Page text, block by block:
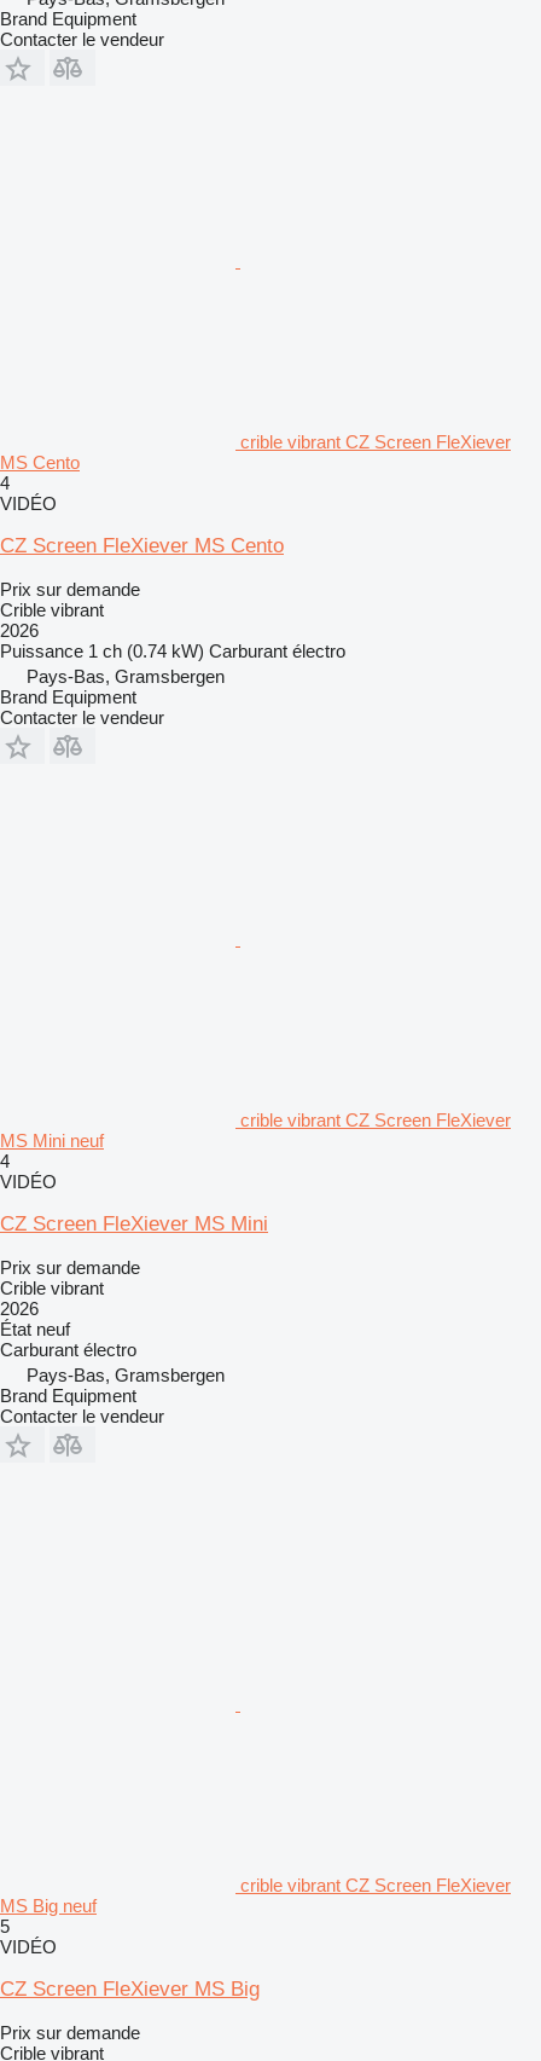
Brand Equipment
Contacter le vendeur
crible vibrant CZ Screen FleXiever
MS Cento
4
VIDÉO
CZ Screen FleXiever MS Cento
Prix sur demande
Crible vibrant
2026
Puissance 1 ch (0.74 kW) Carburant électro
Pays-Bas, Gramsbergen
Brand Equipment
Contacter le vendeur
crible vibrant CZ Screen FleXiever
MS Mini neuf
4
VIDÉO
CZ Screen FleXiever MS Mini
Prix sur demande
Crible vibrant
2026
État neuf
Carburant électro
Pays-Bas, Gramsbergen
Brand Equipment
Contacter le vendeur
crible vibrant CZ Screen FleXiever
MS Big neuf
5
VIDÉO
CZ Screen FleXiever MS Big
Prix sur demande
Crible vibrant